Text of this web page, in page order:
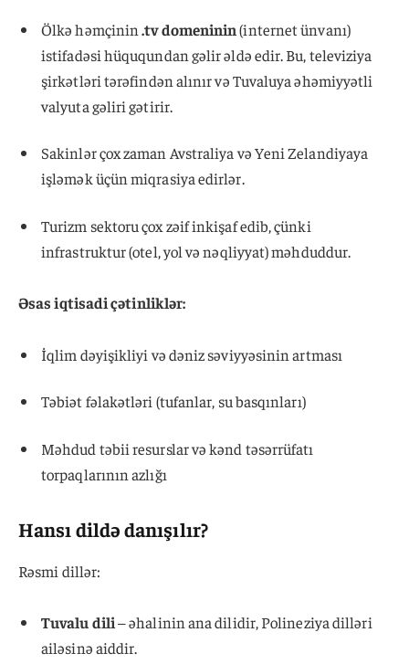
Ölkə həmçinin.tv domeninin(internet ünvanı)
istifadəsi hüququndan gəlir əldə edir. Bu, televiziya
şirkətləri tərəfindən alınır və Tuvaluya əhəmiyyətli
valyuta gəliri gətirir.
Sakinlər çox zaman Avstraliya və Yeni Zelandiyaya
işləmək üçün miqrasiya edirlər.
Turizm sektoru çox zəif inkişaf edib, çünki
infrastruktur (otel, yol və nəqliyyat) məhduddur.
Əsas iqtisadi çətinliklər:
İqlim dəyişikliyi və dəniz səviyyəsinin artması
Təbiət fəlakətləri (tufanlar, su basqınları)
Məhdud təbii resurslar və kənd təsərrüfatı
torpaqlarının azlığı
Hansı dildə danışılır?
Rəsmi dillər:
Tuvalu dili– əhalinin ana dilidir, Polineziya dilləri
ailəsinə aiddir.